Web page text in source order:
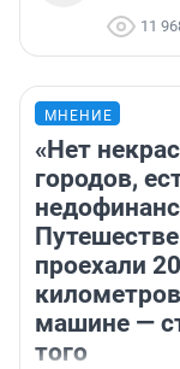
11
МНЕНИЕ
«Нет
городов,
проехали
машине —
того